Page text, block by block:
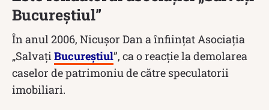
Bucureștiul”
În anul 2006, Nicușor Dan a înființat Asociația
„Salvați Bucureștiul”, ca o reacție la demolarea
caselor de patrimoniu de către speculatorii
imobiliari.